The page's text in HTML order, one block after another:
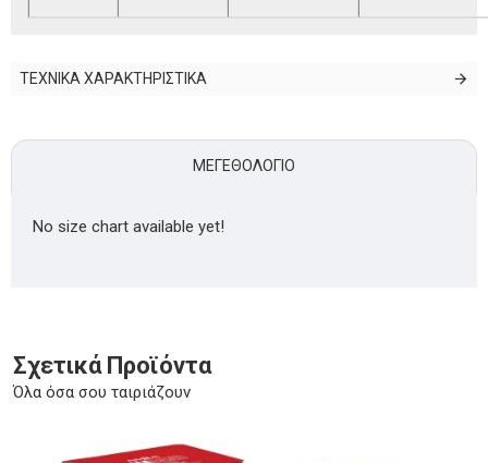
ΤΕΧΝΙΚΑ ΧΑΡΑΚΤΗΡΙΣΤΙΚΑ
ΜΕΓΕΘΟΛΌΓΙΟ
No size chart available yet!
Σχετικά Προϊόντα
Όλα όσα σου ταιριάζουν